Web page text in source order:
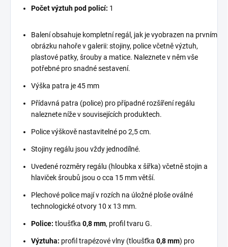
Počet výztuh pod policí: 1
Balení obsahuje kompletní regál, jak je vyobrazen na prvním
obrázku nahoře v galerii: stojiny, police včetně výztuh,
plastové patky, šrouby a matice. Naleznete v něm vše
potřebné pro snadné sestavení.
Výška patra je 45 mm
Přídavná patra (police) pro případné rozšíření regálu
naleznete níže v souvisejících produktech.
Police výškově nastavitelné po 2,5 cm.
Stojiny regálu jsou vždy jednodílné.
Uvedené rozměry regálu (hloubka x šířka) včetně stojin a
hlaviček šroubů jsou o cca 15 mm větší.
Plechové police mají v rozích na úložné ploše oválné
technologické otvory 10 x 13 mm.
Police: tloušťka 0,8 mm, profil tvaru G.
Výztuha: profil trapézové vlny (tloušťka 0,8 mm) pro